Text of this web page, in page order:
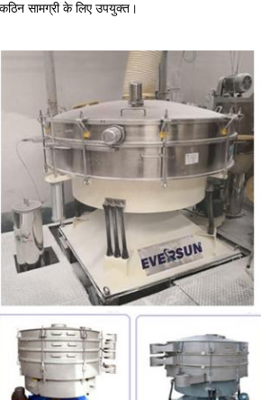
सामग्री के लिए उपयुक्त।